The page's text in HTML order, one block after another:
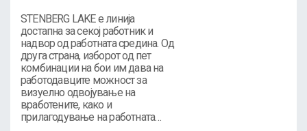
STENBERG LAKE е линија
достапна за секој работник и
надвор од работната средина. Од
друга страна, изборот од пет
комбинации на бои им дава на
работодавците можност за
визуелно одвојување на
вработените, како и
прилагодување на работната…